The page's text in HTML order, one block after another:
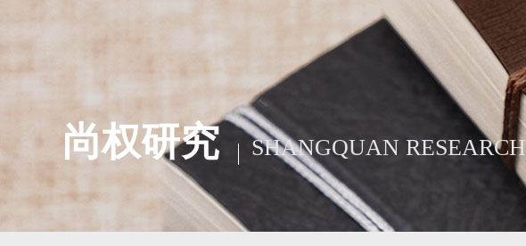
尚权研究 SHANGQUAN RESEARCH